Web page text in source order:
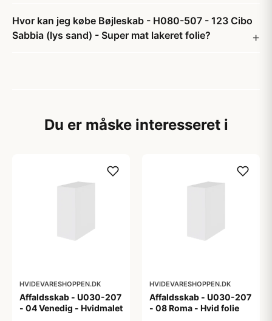
Hvor kan jeg købe Bøjleskab - H080-507 - 123 Cibo
Sabbia (lys sand) - Super mat lakeret folie?
Du er måske interesseret i
HVIDEVARESHOPPEN.DK
Affaldsskab - U030-207
- 04 Venedig - Hvidmalet
HVIDEVARESHOPPEN.DK
Affaldsskab - U030-207
- 08 Roma - Hvid folie